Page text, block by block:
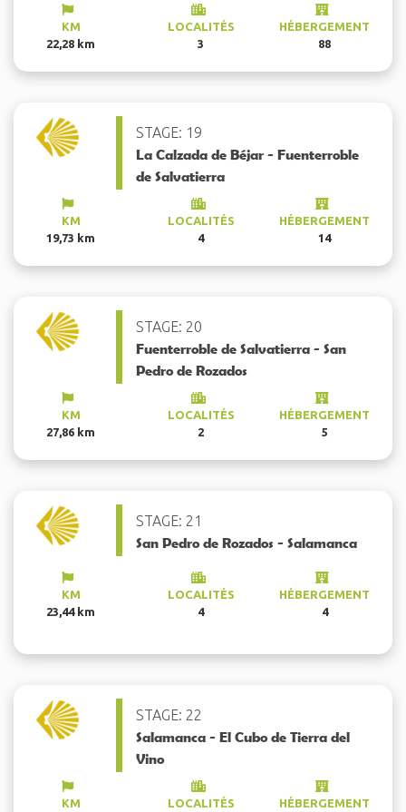
KM
22,28 km
LOCALITÉS
3
HÉBERGEMENT
88
STAGE: 19
La Calzada de Béjar - Fuenterroble
de Salvatierra
KM
19,73 km
LOCALITÉS
4
HÉBERGEMENT
14
STAGE: 20
Fuenterroble de Salvatierra - San
Pedro de Rozados
KM
27,86 km
LOCALITÉS
2
HÉBERGEMENT
5
STAGE: 21
San Pedro de Rozados - Salamanca
KM
23,44 km
LOCALITÉS
4
HÉBERGEMENT
4
STAGE: 22
Salamanca - El Cubo de Tierra del
Vino
KM
LOCALITÉS
HÉBERGEMENT